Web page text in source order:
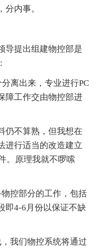
内事。
提出组建物控部是
离出来，专业进行PC
障工作交由物控部进
不算熟，但我想在
进行适当的改造建立
。原理我就不啰嗦
控部分的工作，包括
即4-6月份以保证不缺
们物控系统将通过